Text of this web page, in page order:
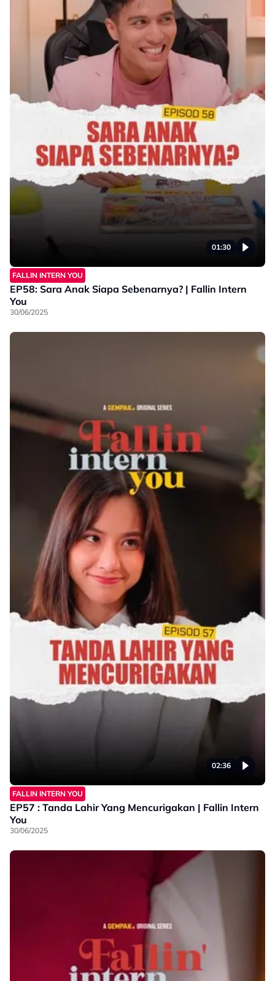
01:30
FALLIN INTERN YOU
EP58: Sara Anak Siapa Sebenarnya? | Fallin Intern
You
30/06/2025
02:36
FALLIN INTERN YOU
EP57 : Tanda Lahir Yang Mencurigakan | Fallin Intern
You
30/06/2025